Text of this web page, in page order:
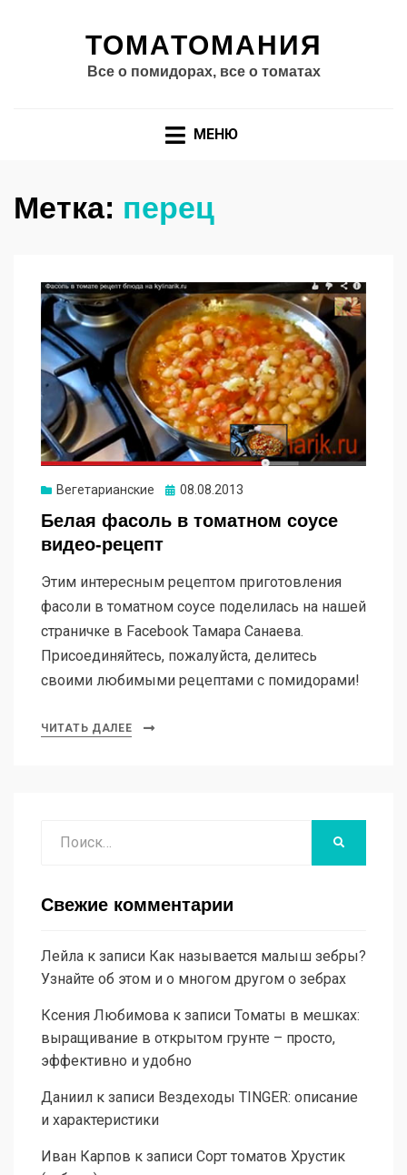
ТОМАТОМАНИЯ
Все о помидорах, все о томатах
МЕНЮ
Метка: перец
Вегетарианские Опубликовано
08.08.2013
Белая фасоль в томатном соусе
видео-рецепт
Этим интересным рецептом приготовления
фасоли в томатном соусе поделилась на нашей
страничке в Facebook Тамара Санаева.
Присоединяйтесь, пожалуйста, делитесь
своими любимыми рецептами с помидорами!
ЧИТАТЬ ДАЛЕЕ
Свежие комментарии
Лейла к записи Как называется малыш зебры?
Узнайте об этом и о многом другом о зебрах
Ксения Любимова к записи Томаты в мешках:
выращивание в открытом грунте – просто,
эффективно и удобно
Даниил к записи Вездеходы TINGER: описание
и характеристики
Иван Карпов к записи Сорт томатов Хрустик